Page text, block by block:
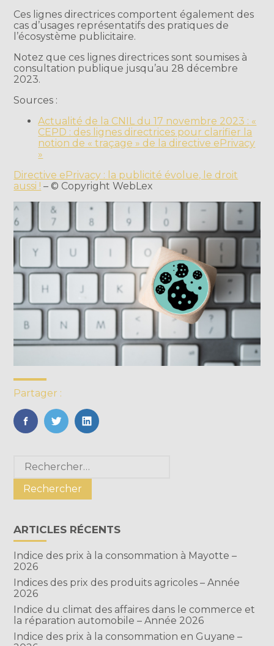
Ces lignes directrices comportent également des
cas d’usages représentatifs des pratiques de
l’écosystème publicitaire.
Notez que ces lignes directrices sont soumises à
consultation publique jusqu’au 28 décembre
2023.
Sources :
Actualité de la CNIL du 17 novembre 2023 : «
CEPD : des lignes directrices pour clarifier la
notion de « traçage » de la directive ePrivacy
»
Directive ePrivacy : la publicité évolue, le droit
aussi ! – © Copyright WebLex
Partager :
FaceBook
TwitterLinkedIn
Blog
sidebar
Rechercher :
ARTICLES RÉCENTS
Indice des prix à la consommation à Mayotte –
2026
Indices des prix des produits agricoles – Année
2026
Indice du climat des affaires dans le commerce et
la réparation automobile – Année 2026
Indice des prix à la consommation en Guyane –